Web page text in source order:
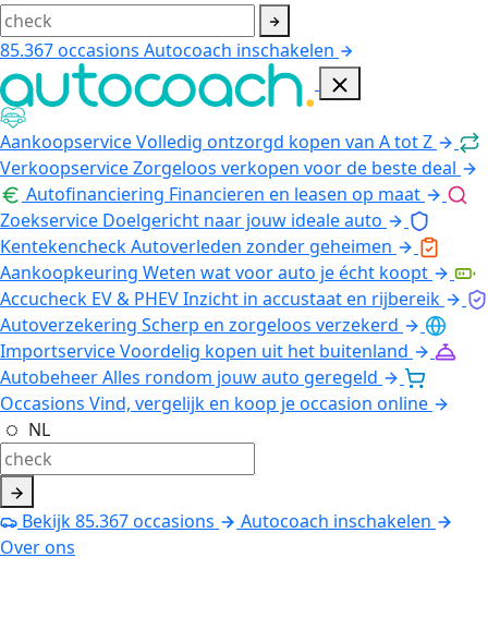
85.367occasions Autocoach inschakelen
AankoopserviceVolledig ontzorgd kopen van A tot Z
VerkoopserviceZorgeloos verkopen voor de beste deal
Autofinanciering Financieren en leasen op maat
Zoekservice Doelgericht naar jouw ideale auto
KentekencheckAutoverleden zonder geheimen
Aankoopkeuring Weten wat voor auto je écht koopt
Accucheck EV & PHEVInzicht in accustaat en rijbereik
Autoverzekering Scherp en zorgeloos verzekerd
ImportserviceVoordelig kopen uit het buitenland
AutobeheerAlles rondom jouw auto geregeld
Occasions Vind, vergelijk en koop je occasion online
NL
Bekijk85.367occasions
Autocoach inschakelen
Over ons